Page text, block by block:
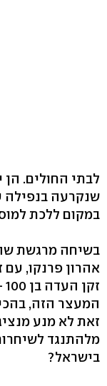
לבתי החולים. הן
שנקרעה בנפילה
במקום ללכת
בשיחה מרגשת
אהרון פרנקו, עם
המעצר הזה,
זאת לא מנע
מלהתנגד
בישראל?